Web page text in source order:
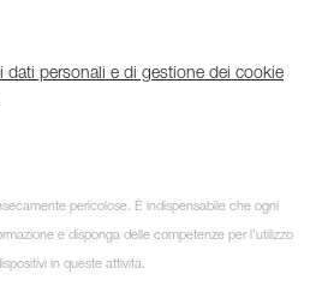
dati personali e di gestione dei cookie
pericolose. È indispensabile che ogni
e disponga delle competenze per l’utilizzo
in queste attività.